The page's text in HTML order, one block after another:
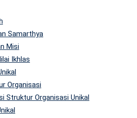
Samarthya
Misi
Ikhlas
Organisasi
Struktur Organisasi Unikal